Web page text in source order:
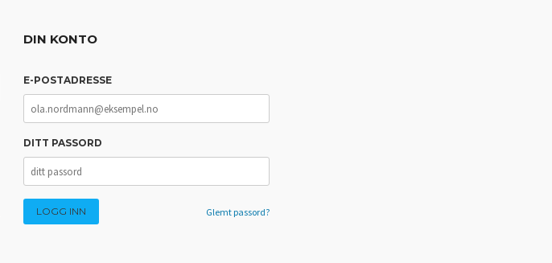
DIN KONTO
E-POSTADRESSE
DITT PASSORD
Glemt passord?